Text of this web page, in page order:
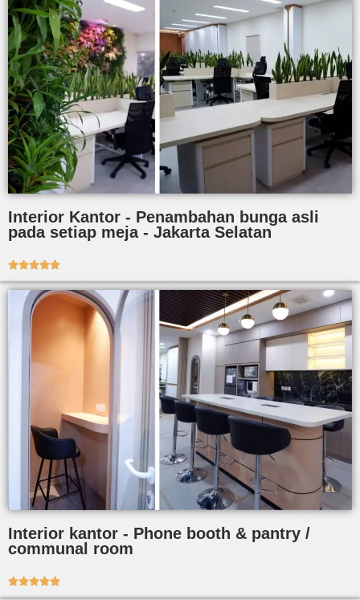
Interior Kantor - Penambahan bunga asli
pada setiap meja - Jakarta Selatan

Interior kantor - Phone booth & pantry /
communal room
